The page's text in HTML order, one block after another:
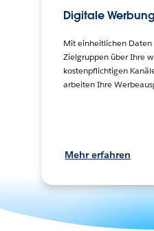
Digitale Werbung
Mit einheitlichen Daten
Zielgruppen über Ihre
kostenpflichtigen
arbeiten Ihre
Mehr erfahren